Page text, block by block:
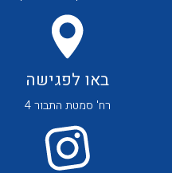
לכל מוצרי היצרן
באו לפגישה
רח' סמטת התבור 4